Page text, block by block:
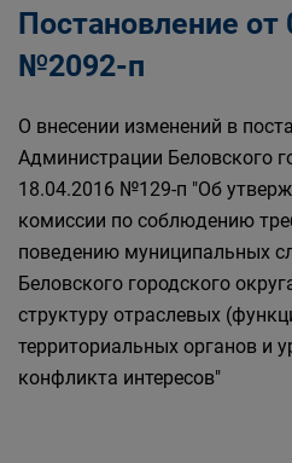
Постановление от
№2092-п
О внесении изменений в
Администрации Беловского
18.04.2016 №129-п "Об
комиссии по соблюдению
поведению муниципальных
Беловского городского
структуру отраслевых
территориальных органов и
конфликта интересов"